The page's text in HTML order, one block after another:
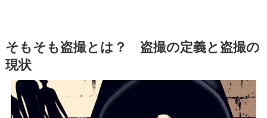
そもそも盗撮とは？ 盗撮の定義と盗撮の
現状